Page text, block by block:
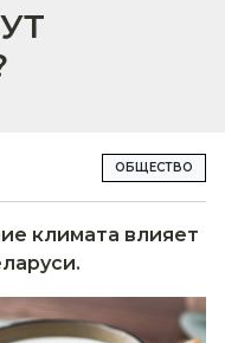
ОБЩЕСТВО
климата влияет